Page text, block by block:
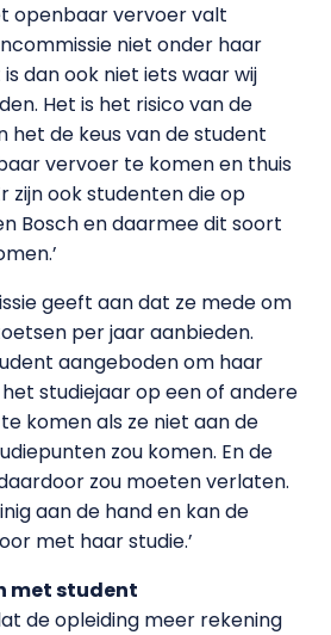
openbaar vervoer valt
niet onder haar
is dan ook niet iets waar wij
Het is het risico van de
het de keus van de student
vervoer te komen en thuis
zijn ook studenten die op
Bosch en daarmee dit soort
geeft aan dat ze mede om
per jaar aanbieden.
aangeboden om haar
studiejaar op een of andere
komen als ze niet aan de
zou komen. En de
zou moeten verlaten.
aan de hand en kan de
met haar studie.’
met student
de opleiding meer rekening